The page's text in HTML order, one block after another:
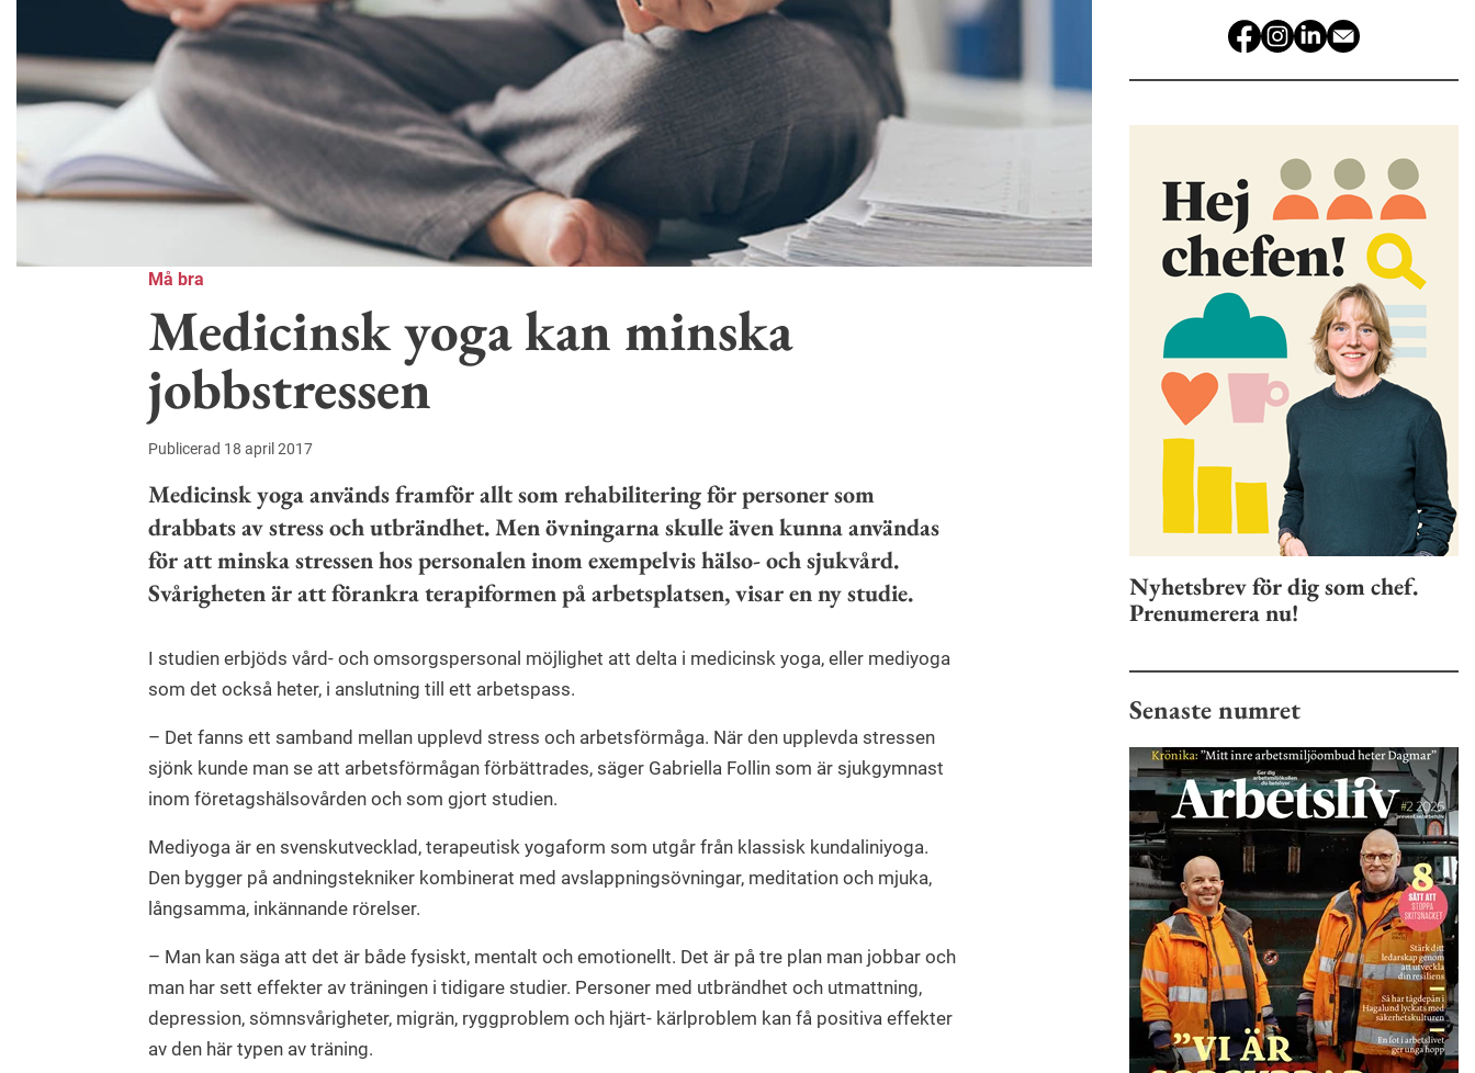
Må bra
Medicinsk yoga kan minska
jobbstressen
Publicerad 18 april 2017
Medicinsk yoga används framför allt som rehabilitering för personer som
drabbats av stress och utbrändhet. Men övningarna skulle även kunna användas
för att minska stressen hos personalen inom exempelvis hälso- och sjukvård.
Svårigheten är att förankra terapiformen på arbetsplatsen, visar en ny studie.
I studien erbjöds vård- och omsorgspersonal möjlighet att delta i medicinsk yoga, eller mediyoga
som det också heter, i anslutning till ett arbetspass.
– Det fanns ett samband mellan upplevd stress och arbetsförmåga. När den upplevda stressen
sjönk kunde man se att arbetsförmågan förbättrades, säger Gabriella Follin som är sjukgymnast
inom företagshälsovården och som gjort studien.
Mediyoga är en svenskutvecklad, terapeutisk yogaform som utgår från klassisk kundaliniyoga.
Den bygger på andningstekniker kombinerat med avslappningsövningar, meditation och mjuka,
långsamma, inkännande rörelser.
– Man kan säga att det är både fysiskt, mentalt och emotionellt. Det är på tre plan man jobbar och
man har sett effekter av träningen i tidigare studier. Personer med utbrändhet och utmattning,
depression, sömnsvårigheter, migrän, ryggproblem och hjärt- kärlproblem kan få positiva effekter
av den här typen av träning.
Nyhetsbrev för dig som chef.
Prenumerera nu!
Senaste numret